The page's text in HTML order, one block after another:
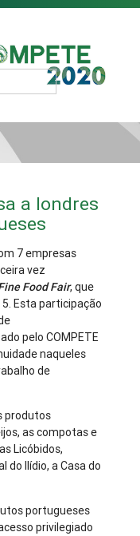
a londres
7 empresas
vez
Food Fair, que
Esta participação
pelo COMPETE
naqueles
de
produtos
as compotas e
Licóbidos,
do Ilídio, a Casa do
portugueses
privilegiado